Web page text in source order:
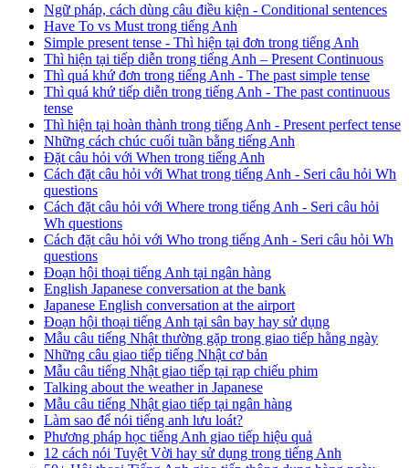
Ngữ pháp, cách dùng câu điều kiện - Conditional sentences
Have To vs Must trong tiếng Anh
Simple present tense - Thì hiện tại đơn trong tiếng Anh
Thì hiện tại tiếp diễn trong tiếng Anh – Present Continuous
Thì quá khứ đơn trong tiếng Anh - The past simple tense
Thì quá khứ tiếp diễn trong tiếng Anh - The past continuous
tense
Thì hiện tại hoàn thành trong tiếng Anh - Present perfect tense
Những cách chúc cuối tuần bằng tiếng Anh
Đặt câu hỏi với When trong tiếng Anh
Cách đặt câu hỏi với What trong tiếng Anh - Seri câu hỏi Wh
questions
Cách đặt câu hỏi với Where trong tiếng Anh - Seri câu hỏi
Wh questions
Cách đặt câu hỏi với Who trong tiếng Anh - Seri câu hỏi Wh
questions
Đoạn hội thoại tiếng Anh tại ngân hàng
English Japanese conversation at the bank
Japanese English conversation at the airport
Đoạn hội thoại tiếng Anh tại sân bay hay sử dụng
Mẫu câu tiếng Nhật thường gặp trong giao tiếp hằng ngày
Những câu giao tiếp tiếng Nhật cơ bản
Mẫu câu tiếng Nhật giao tiếp tại rạp chiếu phim
Talking about the weather in Japanese
Mẫu câu tiếng Nhật giao tiếp tại ngân hàng
Làm sao để nói tiếng anh lưu loát?
Phương pháp học tiếng Anh giao tiếp hiệu quả
12 cách nói Tuyệt Vời hay sử dụng trong tiếng Anh